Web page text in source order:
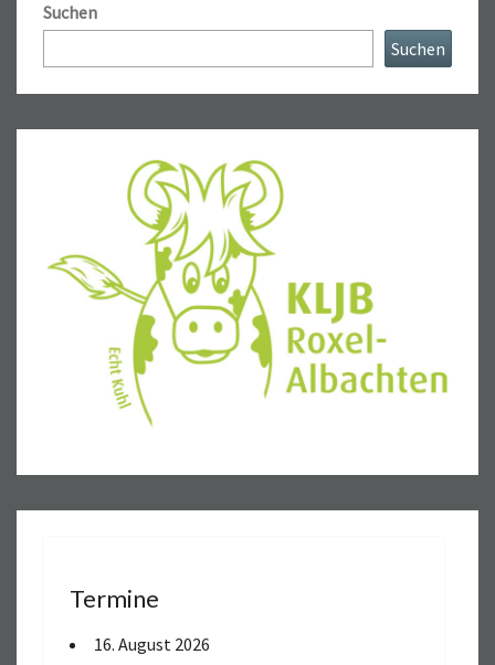
Suchen
Suchen
Termine
16. August 2026